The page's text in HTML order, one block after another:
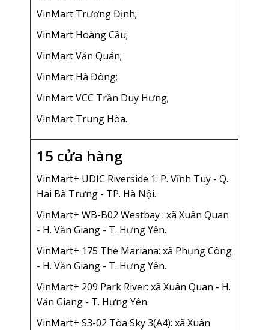
VinMart Trương Định;
VinMart Hoàng Cầu;
VinMart Văn Quán;
VinMart Hà Đông;
VinMart VCC Trần Duy Hưng;
VinMart Trung Hòa.
15 cửa hàng
VinMart+ UDIC Riverside 1: P. Vĩnh Tuy - Q.
Hai Bà Trưng - TP. Hà Nội.
VinMart+ WB-B02 Westbay : xã Xuân Quan
- H. Văn Giang - T. Hưng Yên.
VinMart+ 175 The Mariana: xã Phụng Công
- H. Văn Giang - T. Hưng Yên.
VinMart+ 209 Park River: xã Xuân Quan - H.
Văn Giang - T. Hưng Yên.
VinMart+ S3-02 Tòa Sky 3(A4): xã Xuân